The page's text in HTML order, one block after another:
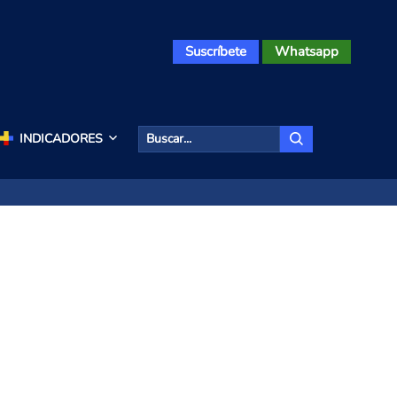
Suscríbete Whatsapp
INDICADORES